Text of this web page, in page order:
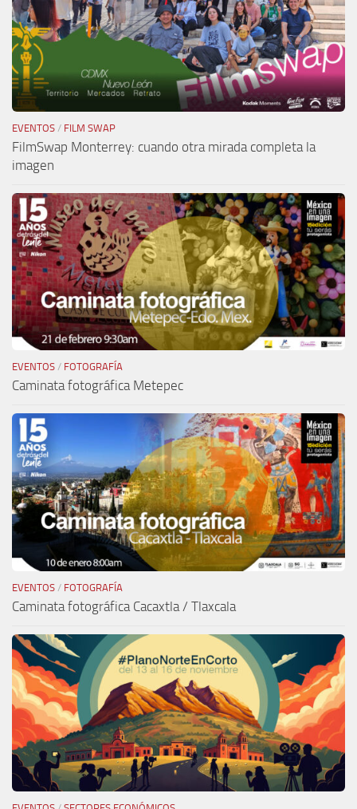
EVENTOS / FILM SWAP
FilmSwap Monterrey: cuando otra mirada completa la
imagen
EVENTOS / FOTOGRAFÍA
Caminata fotográfica Metepec
EVENTOS / FOTOGRAFÍA
Caminata fotográfica Cacaxtla / Tlaxcala